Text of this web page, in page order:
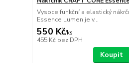
Vysoce funkční a elastický
Essence Lumen je v...
550 Kč/ks
455 Kč bez DPH
Koupit